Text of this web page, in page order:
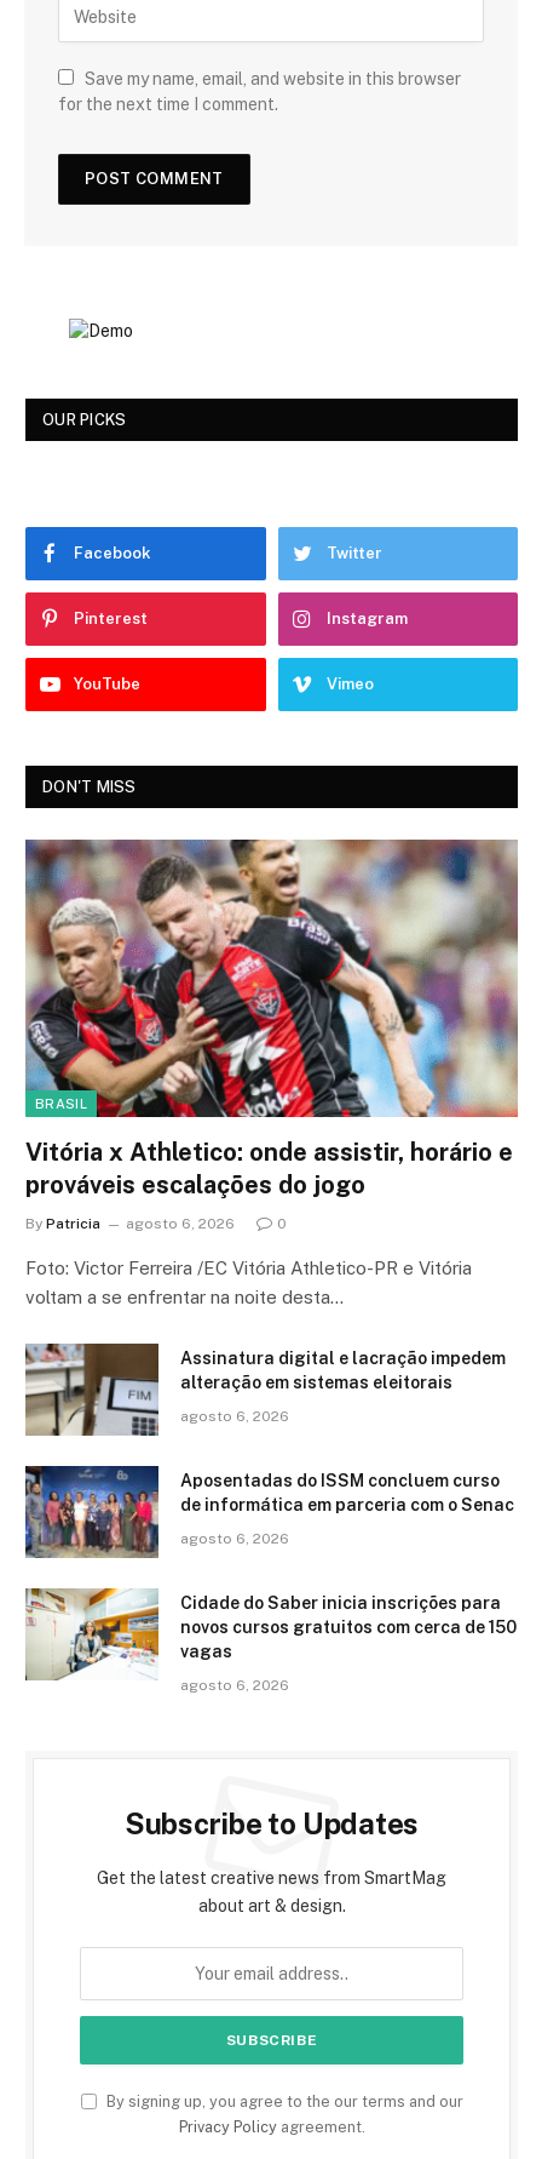
Save my name, email, and website in this browser
for the next time I comment.
OUR PICKS
Facebook Twitter
Pinterest Instagram
YouTube Vimeo
DON'T MISS
BRASIL
Vitória x Athletico: onde assistir, horário e
prováveis escalações do jogo
By Patricia agosto 6, 2026 0
Foto: Victor Ferreira /EC Vitória Athletico-PR e Vitória
voltam a se enfrentar na noite desta…
Assinatura digital e lacração impedem
alteração em sistemas eleitorais
agosto 6, 2026
Aposentadas do ISSM concluem curso
de informática em parceria com o Senac
agosto 6, 2026
Cidade do Saber inicia inscrições para
novos cursos gratuitos com cerca de 150
vagas
agosto 6, 2026
Subscribe to Updates
Get the latest creative news from SmartMag
about art & design.
By signing up, you agree to the our terms and our
Privacy Policyagreement.